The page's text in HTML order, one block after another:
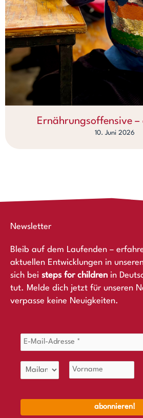
Ernährungsoffensive
10. Juni 2026
Newsletter
Bleib auf dem Laufenden –
aktuellen Entwicklungen in
sich bei steps for children in
tut. Melde dich jetzt für unseren
verpasse keine Neuigkeiten.